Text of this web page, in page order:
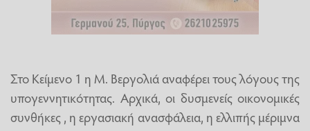
Στο Κείμενο 1 η Μ. Βεργολιά αναφέρει τους λόγους της
υπογεννητικότητας. Αρχικά, οι δυσμενείς οικονομικές
συνθήκες , η εργασιακή ανασφάλεια, η ελλιπής μέριμνα